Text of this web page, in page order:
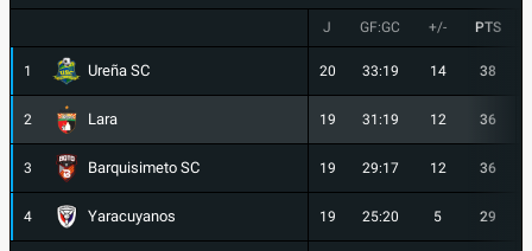
J GF:GC +/- PTS
1 Ureña SC 20 33:19 14 38
2 Lara 19 31:19 12 36
3 Barquisimeto SC 19 29:17 12 36
4 Yaracuyanos 19 25:20 5 29